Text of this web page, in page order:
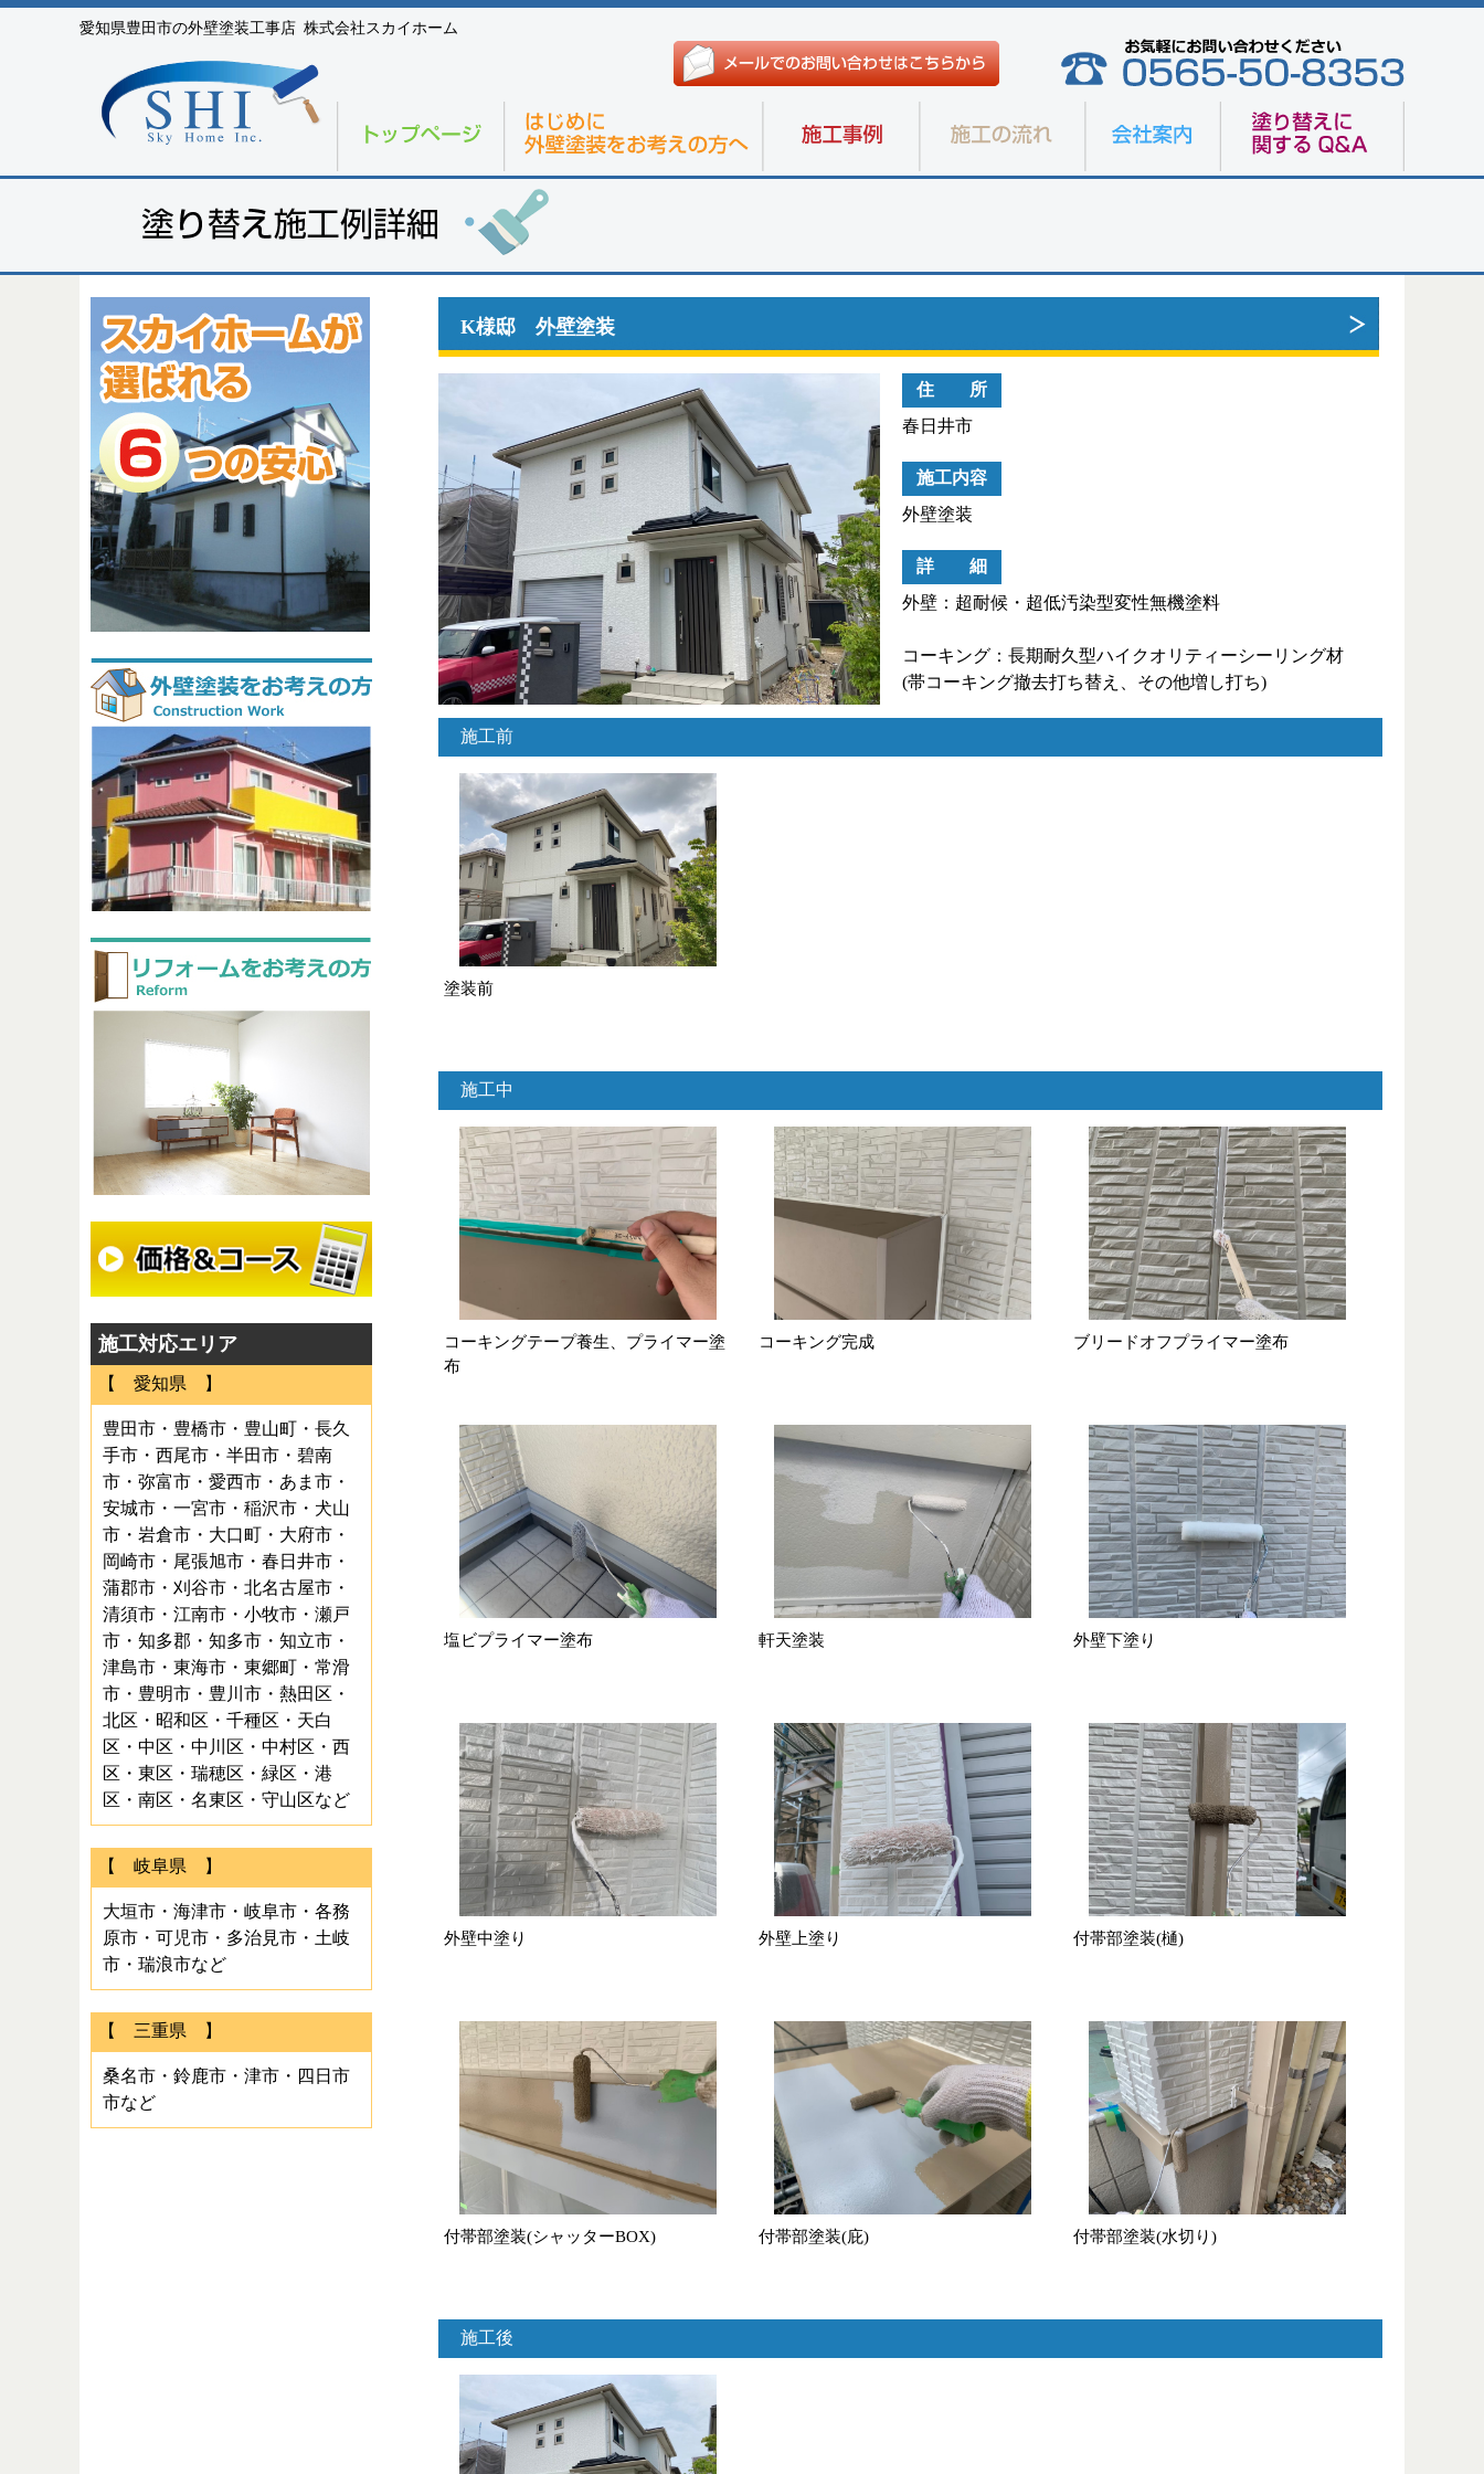
愛知県豊田市の外壁塗装工事店 株式会社スカイホーム
施工対応エリア
【 愛知県 】
豊田市・豊橋市・豊山町・長久
手市・西尾市・半田市・碧南
市・弥富市・愛西市・あま市・
安城市・一宮市・稲沢市・犬山
市・岩倉市・大口町・大府市・
岡崎市・尾張旭市・春日井市・
蒲郡市・刈谷市・北名古屋市・
清須市・江南市・小牧市・瀬戸
市・知多郡・知多市・知立市・
津島市・東海市・東郷町・常滑
市・豊明市・豊川市・熱田区・
北区・昭和区・千種区・天白
区・中区・中川区・中村区・西
区・東区・瑞穂区・緑区・港
区・南区・名東区・守山区など
【 岐阜県 】
大垣市・海津市・岐阜市・各務
原市・可児市・多治見市・土岐
市・瑞浪市など
【 三重県 】
桑名市・鈴鹿市・津市・四日市
市など
K様邸 外壁塗装
住 所
春日井市
施工内容
外壁塗装
詳 細
外壁：超耐候・超低汚染型変性無機塗料
コーキング：長期耐久型ハイクオリティーシーリング材
(帯コーキング撤去打ち替え、その他増し打ち)
施工前
塗装前
施工中
コーキングテープ養生、プライマー塗
布
コーキング完成 ブリードオフプライマー塗布
塩ビプライマー塗布 軒天塗装 外壁下塗り
外壁中塗り 外壁上塗り 付帯部塗装(樋)
付帯部塗装(シャッターBOX) 付帯部塗装(庇) 付帯部塗装(水切り)
施工後